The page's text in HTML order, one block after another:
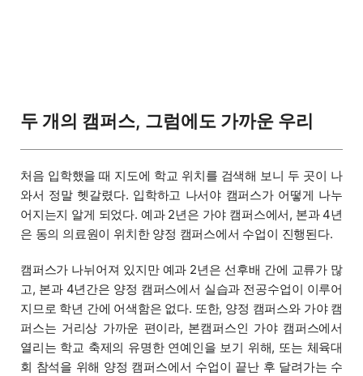
두 개의 캠퍼스, 그럼에도 가까운 우리
처음 입학했을 때 지도에 학교 위치를 검색해 보니 두 곳이 나
와서 정말 헷갈렸다. 입학하고 나서야 캠퍼스가 어떻게 나누
어지는지 알게 되었다. 예과 2년은 가야 캠퍼스에서, 본과 4년
은 동의 의료원이 위치한 양정 캠퍼스에서 수업이 진행된다.
캠퍼스가 나뉘어져 있지만 예과 2년은 선후배 간에 교류가 많
고, 본과 4년간은 양정 캠퍼스에서 실습과 전공수업이 이루어
지므로 학년 간에 어색함은 없다. 또한, 양정 캠퍼스와 가야 캠
퍼스는 거리상 가까운 편이라, 본캠퍼스인 가야 캠퍼스에서
열리는 학교 축제의 유명한 연예인을 보기 위해, 또는 체육대
회 참석을 위해 양정 캠퍼스에서 수업이 끝난 후 달려가는 수